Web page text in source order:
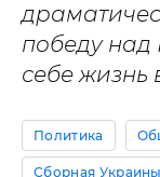
победу над
себе жизнь
Политика
Сборная